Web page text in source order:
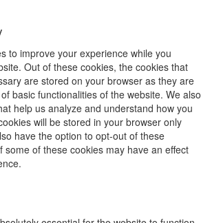
to improve your experience while you
Out of these cookies, the cookies that
are stored on your browser as they are
basic functionalities of the website. We also
help us analyze and understand how you
will be stored in your browser only
have the option to opt-out of these
some of these cookies may have an effect